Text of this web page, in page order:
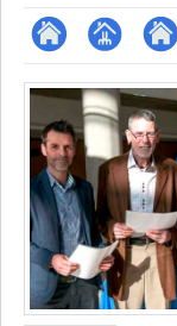
ResearchGate
Page
site
web
Media